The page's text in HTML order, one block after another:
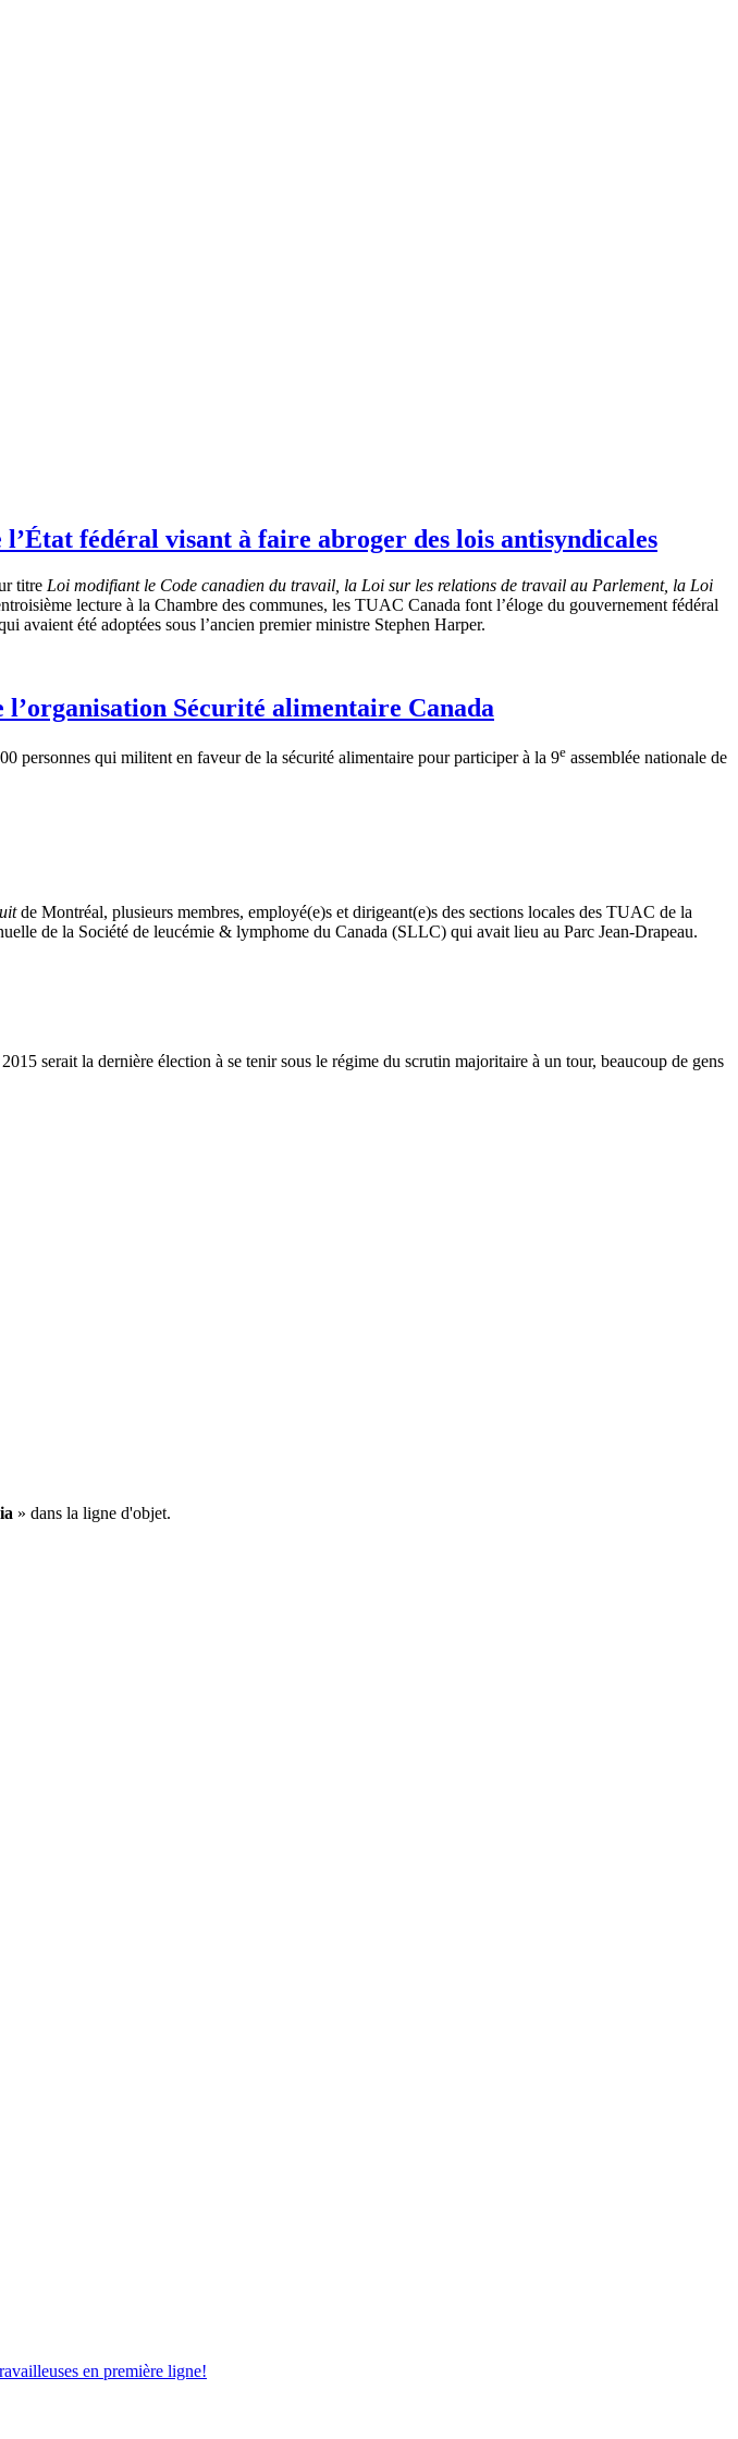
fédéral visant à faire abroger des lois antisyndicales
titre Loi modifiant le Code canadien du travail, la Loi sur les relations de travail au Parlement, la Loi
lecture à la Chambre des communes, les TUAC Canada font l’éloge du gouvernement fédéral
avaient été adoptées sous l’ancien premier ministre Stephen Harper.
l’organisation Sécurité alimentaire Canada
personnes qui militent en faveur de la sécurité alimentaire pour participer à la 9e assemblée nationale de
de Montréal, plusieurs membres, employé(e)s et dirigeant(e)s des sections locales des TUAC de la
de la Société de leucémie & lymphome du Canada (SLLC) qui avait lieu au Parc Jean-Drapeau.
serait la dernière élection à se tenir sous le régime du scrutin majoritaire à un tour, beaucoup de gens
» dans la ligne d'objet.
en première ligne!